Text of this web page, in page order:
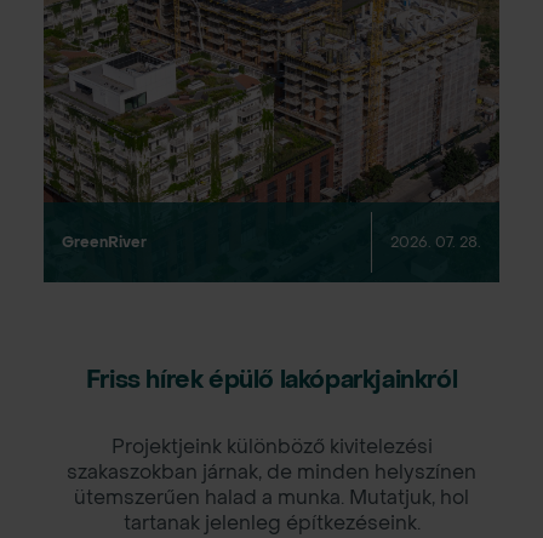
GreenRiver 2026. 07. 28.
Friss hírek épülő lakóparkjainkról
Projektjeink különböző kivitelezési
szakaszokban járnak, de minden helyszínen
ütemszerűen halad a munka. Mutatjuk, hol
tartanak jelenleg építkezéseink.